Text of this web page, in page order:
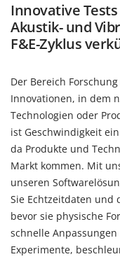
Innovative
Akustik- und
F&E-Zyklus
Der Bereich
Innovationen, in dem
Technologien oder
ist Geschwindigkeit
da Produkte und
Markt kommen. Mit
unseren
Sie Echtzeitdaten und
bevor sie physische
schnelle
Experimente,